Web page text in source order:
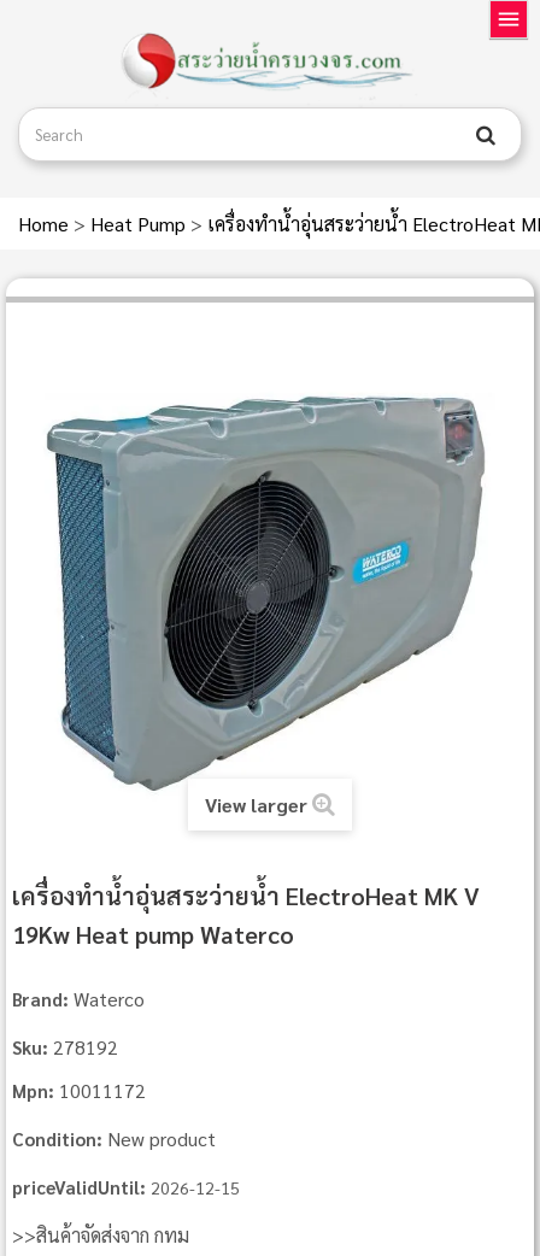
Home > Heat Pump > เครื่องทำน้ำอุ่นสระว่ายน้ำ ElectroHeat
View larger
เครื่องทำน้ำอุ่นสระว่ายน้ำ ElectroHeat MK V
19Kw Heat pump Waterco
Brand: Waterco
Sku: 278192
Mpn: 10011172
Condition: New product
priceValidUntil: 2026-12-15
>>สินค้าจัดส่งจาก กทม